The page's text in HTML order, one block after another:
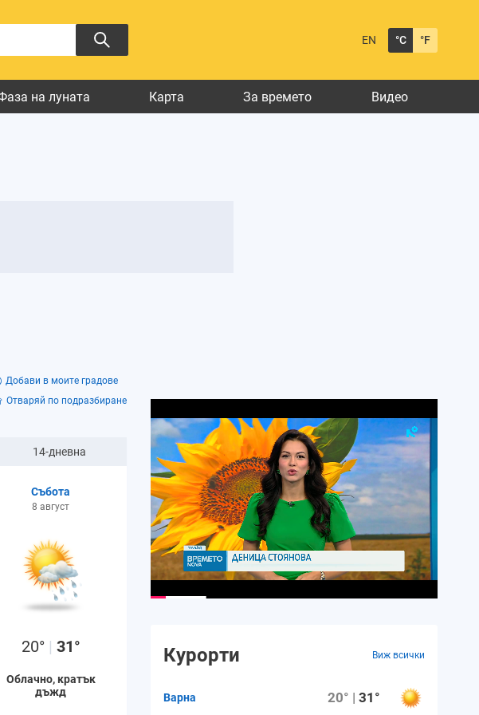
EN °C °F
на луната Карта За времето Видео
Добави в моите градове
Отваряй по подразбиране
14-дневна
Събота
8 август
20° | 31°
Облачно, кратък
дъжд
Курорти Виж всички
Варна 20° |31°